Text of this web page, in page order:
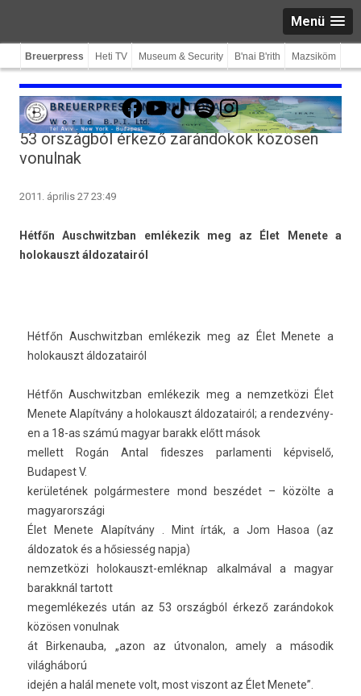
Menü
Breuerpress Heti TV Museum & Security B'nai B'rith Mazsiköm
Facebook
YouTube
TikTokSpotifyInstagram
53 országból érkező zarándokok közösen
vonulnak
2011. április 27 23:49
Hétfőn Auschwitzban emlékezik meg az Élet Menete a
holokauszt áldozatairól
Hétfőn Auschwitzban emlékezik meg az Élet Menete a
holokauszt áldozatairól
Hétfőn Auschwitzban emlékezik meg a nem­zetközi Élet
Menete Alapítvány a holokauszt áldozatairól; a re­ndez­vény­
en a 18-as számú magyar barakk előtt mások
mel­lett Rogán Antal fides­zes par­lamen­ti kép­viselő,
Budapest V.
kerületének pol­gármes­tere mond beszédet – közölte a
magyarországi
Élet Menete Alapítvány . Mint írták, a Jom Hasoa (az
áldozatok és a hősiesség napja)
nem­zetközi holokauszt-emléknap al­kal­máv­al a magyar
barakknál tar­tott
megem­lékezés után az 53 országból érkező zarán­dokok
közösen vonul­nak
át Bi­rkenauba, „azon az útvonalon, amely a második
világháború
idején a halál menete volt, most vis­zont az Élet Menete”.